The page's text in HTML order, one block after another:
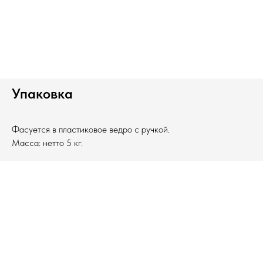
Упаковка
Фасуется в пластиковое ведро с ручкой.
Масса: нетто 5 кг.